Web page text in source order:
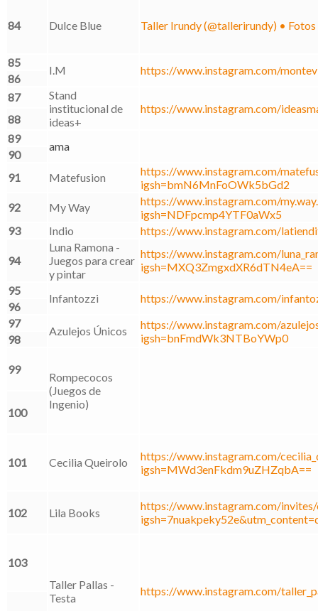
84 Dulce Blue Taller Irundy (@tallerirundy) •
85
I.M https://www.instagram.com/
86
87
Stand
institucional de
ideas+
https://www.instagram.com/
88
89
ama
90
91
Matefusion
https://www.instagram.com/
igsh=bmN6MnFoOWk5bGd2
92
My Way
https://www.instagram.com/
igsh=NDFpcmp4YTF0aWx5
93
Indio https://www.instagram.com/
94
Luna Ramona -
Juegos para crear
y pintar
https://www.instagram.com/
igsh=MXQ3ZmgxdXR6dTN4eA==
95
Infantozzi https://www.instagram.com/
96
97
Azulejos Únicos
https://www.instagram.com/
igsh=bnFmdWk3NTBoYWp0
98
99
Rompecocos
(Juegos de
Ingenio)
100
101 Cecilia Queirolo
https://www.instagram.com/
igsh=MWd3enFkdm9uZHZqbA==
102 Lila Books
https://www.instagram.com/
103
Taller Pallas -
Testa
https://www.instagram.com/